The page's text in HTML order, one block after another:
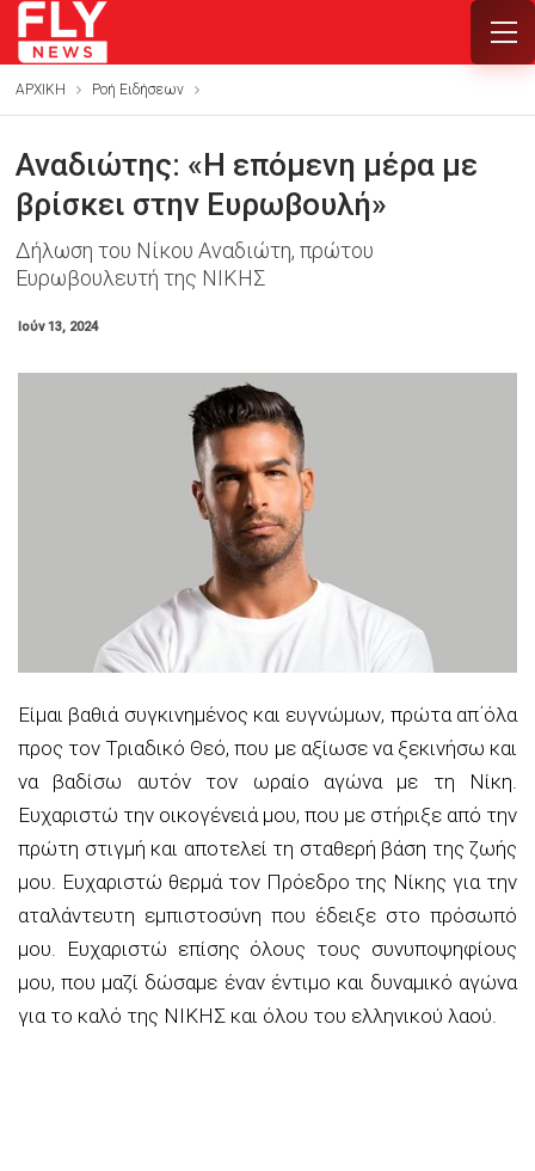
ΑΡΧΙΚΗ Ροή Ειδήσεων
Αναδιώτης: «Η επόμενη μέρα με
βρίσκει στην Ευρωβουλή»
Δήλωση του Νίκου Αναδιώτη, πρώτου
Ευρωβουλευτή της ΝΙΚΗΣ
Ιούν 13, 2024
Είμαι βαθιά συγκινημένος και ευγνώμων, πρώτα απ΄όλα
προς τον Τριαδικό Θεό, που με αξίωσε να ξεκινήσω και
να βαδίσω αυτόν τον ωραίο αγώνα με τη Νίκη.
Ευχαριστώ την οικογένειά μου, που με στήριξε από την
πρώτη στιγμή και αποτελεί τη σταθερή βάση της ζωής
μου. Ευχαριστώ θερμά τον Πρόεδρο της Νίκης για την
αταλάντευτη εμπιστοσύνη που έδειξε στο πρόσωπό
μου. Ευχαριστώ επίσης όλους τους συνυποψηφίους
μου, που μαζί δώσαμε έναν έντιμο και δυναμικό αγώνα
για το καλό της ΝΙΚΗΣ και όλου του ελληνικού λαού.